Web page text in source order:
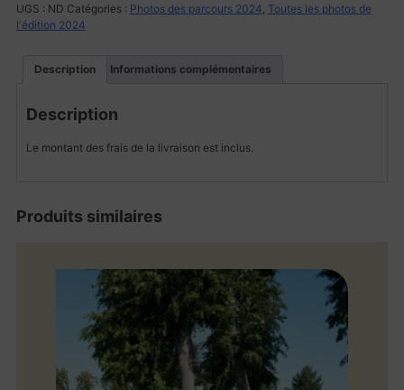
UGS : ND Catégories : Photos des parcours 2024 Toutes les photos de
l'édition 2024
Description Informations complémentaires
Description
Le montant des frais de la livraison est inclus.
Produits similaires